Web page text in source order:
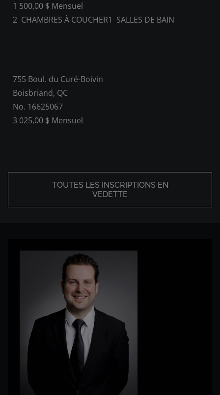
1 500,00 $ Mensuel
2 CHAMBRES À COUCHER1 SALLES DE BAIN
755 Boul. du Curé-Boivin
Boisbriand, QC
No. 16625067
3 025,00 $ Mensuel
TOUTES LES INSCRIPTIONS EN
VEDETTE